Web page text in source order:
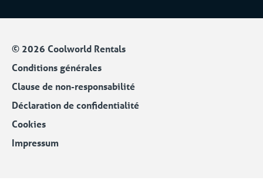
© 2026 Coolworld Rentals
Conditions générales
Clause de non-responsabilité
Déclaration de confidentialité
Cookies
Impressum